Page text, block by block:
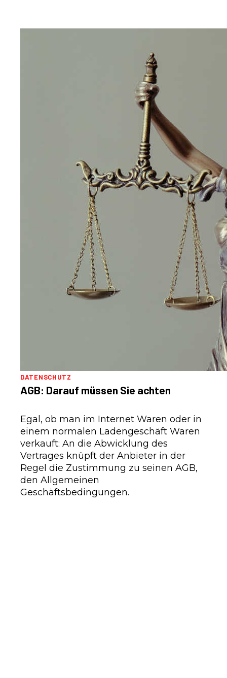
DATENSCHUTZ
AGB: Darauf müssen Sie achten
Egal, ob man im Internet Waren oder in
einem normalen Ladengeschäft Waren
verkauft: An die Abwicklung des
Vertrages knüpft der Anbieter in der
Regel die Zustimmung zu seinen AGB,
den Allgemeinen
Geschäftsbedingungen.